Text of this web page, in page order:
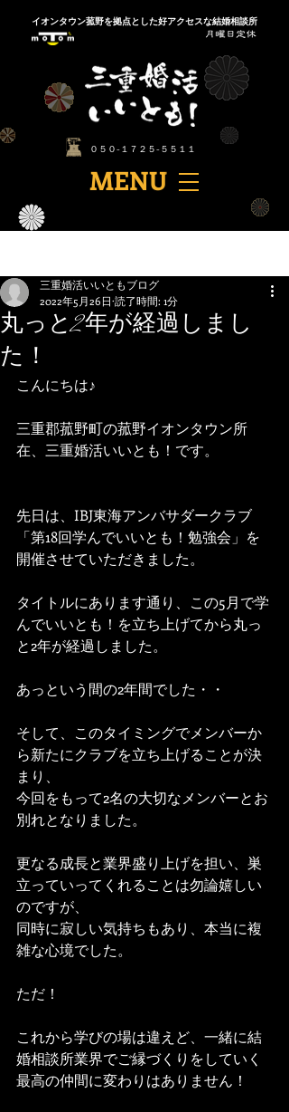
​イオンタウン菰野を拠点とした好アクセスな結婚相談所
​MENU
​０５０-１７２５-５５１１
丸っと2年が経過しまし
た！
三重婚活いいともブログ
2022年5月26日 読了時間: 1分
こんにちは♪
三重郡菰野町の菰野イオンタウン所
在、三重婚活いいとも！です。
先日は、IBJ東海アンバサダークラブ
「第18回学んでいいとも！勉強会」を
開催させていただきました。
タイトルにあります通り、この5月で学
んでいいとも！を立ち上げてから丸っ
と2年が経過しました。
あっという間の2年間でした・・
そして、このタイミングでメンバーか
ら新たにクラブを立ち上げることが決
まり、
今回をもって2名の大切なメンバーとお
別れとなりました。
更なる成長と業界盛り上げを担い、巣
立っていってくれることは勿論嬉しい
のですが、
同時に寂しい気持ちもあり、本当に複
雑な心境でした。
ただ！
これから学びの場は違えど、一緒に結
婚相談所業界でご縁づくりをしていく
最高の仲間に変わりはありません！